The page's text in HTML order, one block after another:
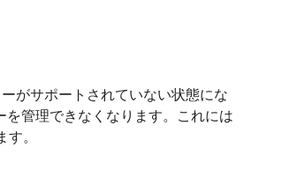
がサポートされていない状態にな
管理できなくなります。これには
。